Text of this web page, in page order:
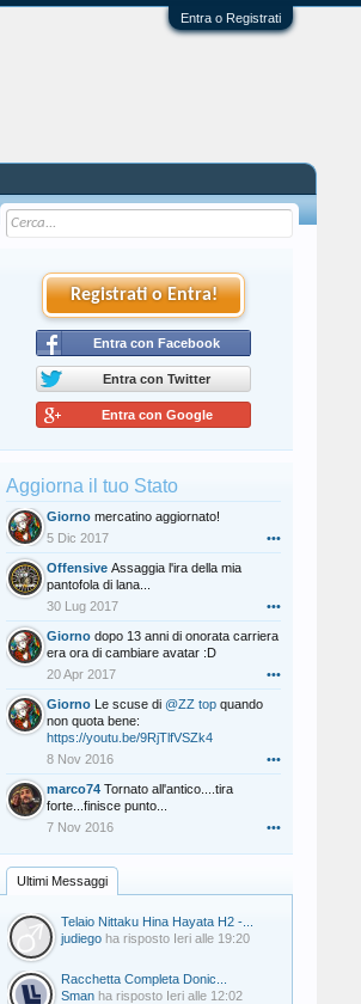
Entra o Registrati
Tutti gli utenti che partecipano al
cliccando qui di seguito:Regolamento
Registrati o Entra!
Entra con Facebook
Entra con Twitter
Entra con Google
Aggiorna il tuo Stato
Giorno mercatino aggiornato!
5 Dic 2017
•••
Offensive Assaggia l'ira della mia
pantofola di lana...
30 Lug 2017
•••
Giorno dopo 13 anni di onorata carriera
era ora di cambiare avatar :D
20 Apr 2017
•••
Giorno Le scuse di @ZZ top quando
non quota bene:
https://youtu.be/9RjTlfVSZk4
8 Nov 2016
•••
marco74 Tornato all'antico....tira
forte...finisce punto...
7 Nov 2016
•••
Ultimi Messaggi
Telaio Nittaku Hina Hayata H2 -...
judiego ha risposto Ieri alle 19:20
Racchetta Completa Donic...
Sman ha risposto Ieri alle 12:02